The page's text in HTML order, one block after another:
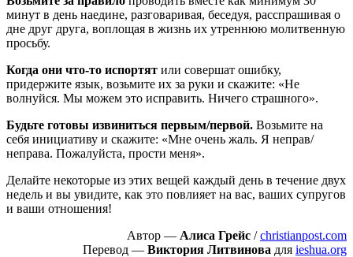
минут в день наедине, разговаривая, беседуя, расспрашивая о
дне друг друга, воплощая в жизнь их утреннюю молитвенную
просьбу.
Когда они что-то испортят или совершат ошибку,
придержите язык, возьмите их за руки и скажите: «Не
волнуйся. Мы можем это исправить. Ничего страшного».
Будьте готовы извиниться первым/первой. Возьмите на
себя инициативу и скажите: «Мне очень жаль. Я неправ/
неправа. Пожалуйста, прости меня».
Делайте некоторые из этих вещей каждый день в течение двух
недель и вы увидите, как это повлияет на вас, ваших супругов
и ваши отношения!
Автор — Алиса Грейс /christianpost.com
Перевод — Виктория Литвинова для ieshua.org